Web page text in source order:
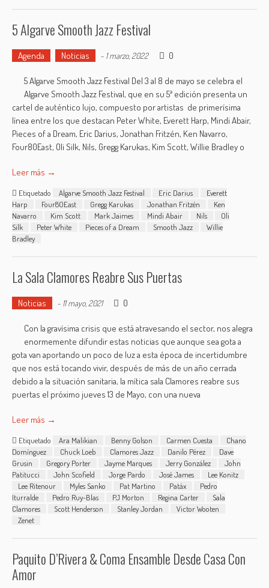
5 Algarve Smooth Jazz Festival
Agenda Noticias - 1 marzo, 2022 0
5 Algarve Smooth Jazz Festival Del 3 al 8 de mayo se celebra el
Algarve Smooth Jazz Festival, que en su 5ª edición presenta un
cartel de auténtico lujo, compuesto por artistas de primerísima
línea entre los que destacan Peter White, Everett Harp, Mindi Abair,
Pieces of a Dream, Eric Darius, Jonathan Fritzén, Ken Navarro,
Four80East, Oli Silk, Nils, Gregg Karukas, Kim Scott, Willie Bradley o
Leer más →
Etiquetado Algarve Smooth Jazz Festival Eric Darius
Everett
Harp
Four80East Gregg Karukas Jonathan Fritzén
Ken
Navarro
Kim Scott Mark Jaimes Mindi Abair Nils
Oli
Silk
Peter White Pieces of a Dream Smooth Jazz
Willie
Bradley
La Sala Clamores Reabre Sus Puertas
Noticias - 11 mayo, 2021 0
Con la gravísima crisis que está atravesando el sector, nos alegra
enormemente difundir estas noticias que aunque sea gota a
gota van aportando un poco de luz a esta época de incertidumbre
que nos está tocando vivir, después de más de un año cerrada
debido a la situación sanitaria, la mítica sala Clamores reabre sus
puertas el próximo jueves 13 de Mayo, con una nueva
Leer más →
Etiquetado Ara Malikian Benny Golson Carmen Cuesta
Chano
Domínguez
Chuck Loeb Clamores Jazz Danilo Pérez
Dave
Grusin
Gregory Porter Jayme Marques Jerry González
John
Patitucci
John Scofield Jorge Pardo José James
Lee Konitz
Lee Ritenour
Myles Sanko Pat Martino Patáx
Pedro
Iturralde
Pedro Ruy-Blas PJ Morton Regina Carter
Sala
Clamores
Scott Henderson Stanley Jordan
Victor Wooten
Zenet
Paquito D’Rivera & Coma Ensamble Desde Casa Con
Amor